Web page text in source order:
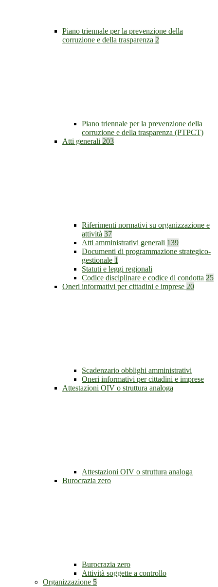
Piano triennale per la prevenzione della
corruzione e della trasparenza 2
Piano triennale per la prevenzione della
corruzione e della trasparenza (PTPCT)
Atti generali 203
Riferimenti normativi su organizzazione e
attività 37
Atti amministrativi generali 139
Documenti di programmazione strategico-
gestionale 1
Statuti e leggi regionali
Codice disciplinare e codice di condotta 25
Oneri informativi per cittadini e imprese 20
Scadenzario obblighi amministrativi
Oneri informativi per cittadini e imprese
Attestazioni OIV o struttura analoga
Attestazioni OIV o struttura analoga
Burocrazia zero
Burocrazia zero
Attività soggette a controllo
Organizzazione 5